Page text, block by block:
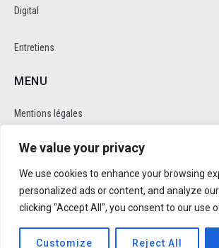
We value your privacy
We use cookies to enhance your browsing
personalized ads or content, and analyze
clicking "Accept All", you consent to our use
Customize Reject All
Digital
Entretiens
MENU
Mentions légales
Politique de cookie et de confidentalité
RÉSEAUX SOCIAUX